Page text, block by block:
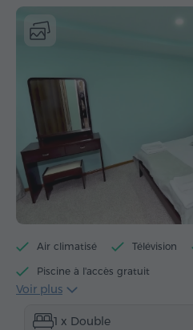
Air climatisé Télévision
Piscine à l'accès gratuit
Centre de fitness à l'accès gratuit
Accès gratuit au billard
Voir plus
1 x Double